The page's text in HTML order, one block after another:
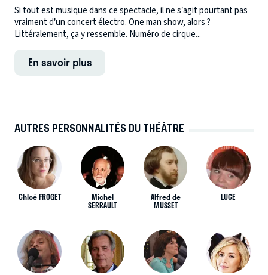
Si tout est musique dans ce spectacle, il ne s’agit pourtant pas
vraiment d’un concert électro. One man show, alors ?
Littéralement, ça y ressemble. Numéro de cirque...
En savoir plus
AUTRES PERSONNALITÉS DU THÉÂTRE
Chloé FROGET Michel
SERRAULT
Alfred de
MUSSET
LUCE